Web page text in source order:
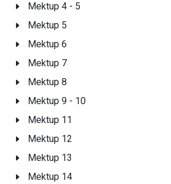
Mektup 4 - 5
Mektup 5
Mektup 6
Mektup 7
Mektup 8
Mektup 9 - 10
Mektup 11
Mektup 12
Mektup 13
Mektup 14